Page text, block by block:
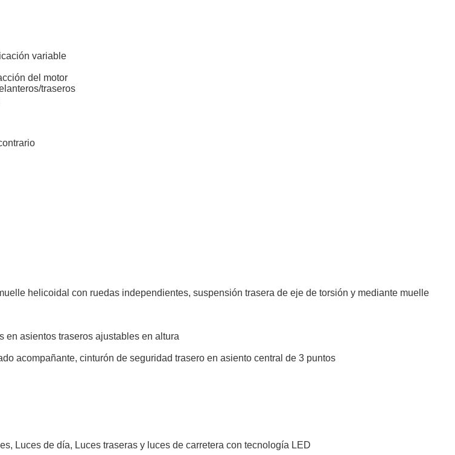
variable
del motor
traseros
helicoidal con ruedas independientes, suspensión trasera de eje de torsión y mediante muelle
en asientos traseros ajustables en altura
acompañante, cinturón de seguridad trasero en asiento central de 3 puntos
Luces de día, Luces traseras y luces de carretera con tecnología LED